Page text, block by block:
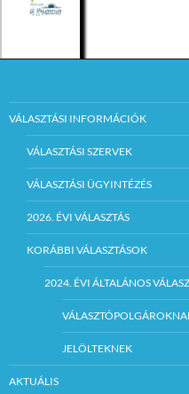
VÁLASZTÁSI INFORMÁCIÓK
VÁLASZTÁSI SZERVEK
VÁLASZTÁSI ÜGYINTÉZÉS
2026. ÉVI VÁLASZTÁS
KORÁBBI VÁLASZTÁSOK
2024. ÉVI ÁLTALÁNOS
JELÖLTEKNEK
AKTUÁLIS